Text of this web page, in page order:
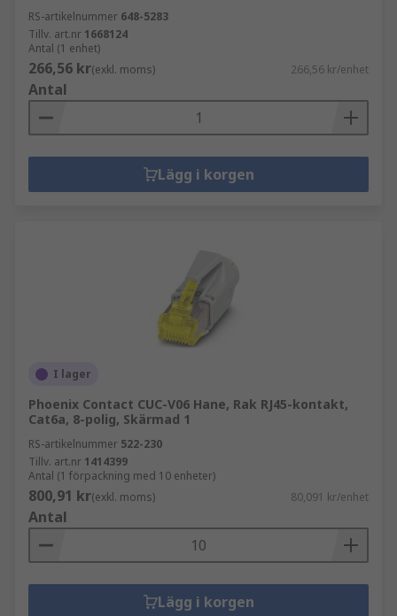
RS-artikelnummer 648-5283
Tillv. art.nr 1668124
Antal (1 enhet)
266,56 kr(exkl. moms) 266,56 kr/enhet
Antal
Lägg i korgen
I lager
Phoenix Contact CUC-V06 Hane, Rak RJ45-kontakt,
Cat6a, 8-polig, Skärmad 1
RS-artikelnummer 522-230
Tillv. art.nr 1414399
Antal (1 förpackning med 10 enheter)
800,91 kr(exkl. moms) 80,091 kr/enhet
Antal
Lägg i korgen